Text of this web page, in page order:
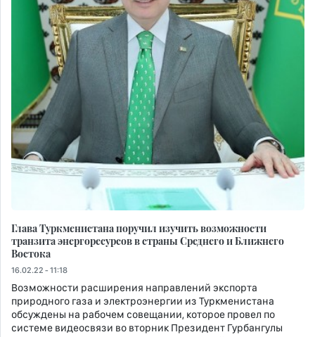
Глава Туркменистана поручил изучить возможности
транзита энергоресурсов в страны Среднего и Ближнего
Востока
16.02.22 - 11:18
Возможности расширения направлений экспорта
природного газа и электроэнергии из Туркменистана
обсуждены на рабочем совещании, которое провел по
системе видеосвязи во вторник Президент Гурбангулы